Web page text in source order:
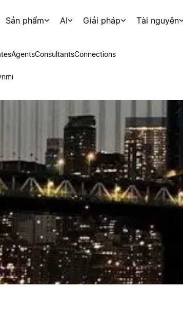
Sản phẩm AI Giải pháp Tài nguyên
AgentsConsultantsConnections